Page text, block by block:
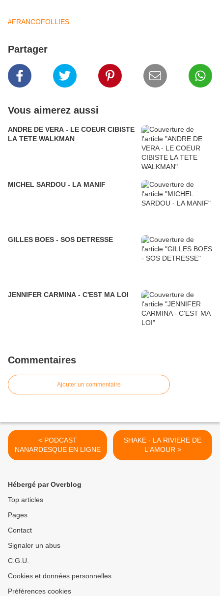
#FRANCOFOLLIES
Partager
Vous aimerez aussi
ANDRE DE VERA - LE COEUR CIBISTE
LA TETE WALKMAN
MICHEL SARDOU - LA MANIF
GILLES BOES - SOS DETRESSE
JENNIFER CARMINA - C'EST MA LOI
Commentaires
Ajouter un commentaire
< PODCAST
NANARDESQUE EN LIGNE
SHAKE - LA RIVIERE DE
L'AMOUR >
Hébergé par Overblog
Top articles
Pages
Contact
Signaler un abus
C.G.U.
Cookies et données personnelles
Préférences cookies